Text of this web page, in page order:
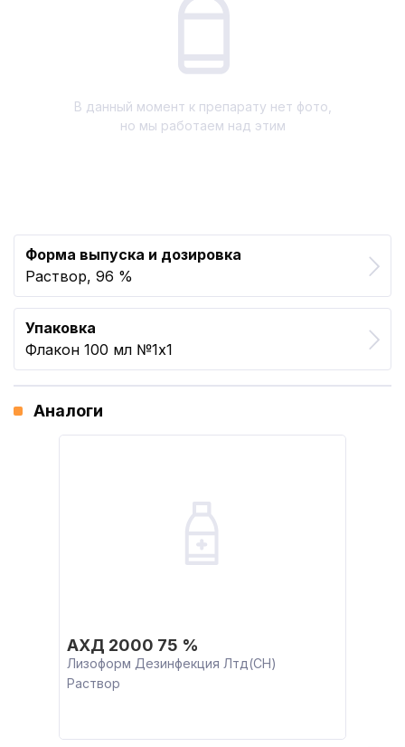
В данный момент к препарату нет фото,
но мы работаем над этим
Форма выпуска и дозировка
Раствор, 96 %
Упаковка
Флакон 100 мл №1x1
Аналоги
АХД 2000 75 %
Лизоформ Дезинфекция Лтд(CH)
Раствор